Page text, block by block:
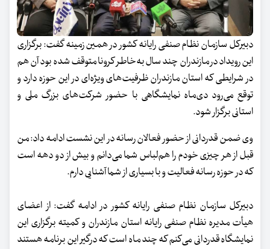
دبیرکل سازمان نظام صنفی رایانه کشور در همین زمینه گفت: برگزاری
این رویداد در مازندران چند سال به‌خاطر کرونا متوقف شده بود آن هم
در شرایطی که استان مازندران ظرفیت‌های ویژه‌ای در این حوزه دارد و
توقع می‌رود دی‌ماه نمایشگاهی با حضور شرکت‌های بزرگ ملی و
استانی برگزار شود.
وی ضمن قدردانی از حضور فعالان رسانه در این نشست ادامه داد: من
قبل از هر چیزی خودم را هم‌لباس شما می‌دانم و بیش از دو دهه است
که در حوزه رسانه فعالیت و با بسیاری از شما آشنایی دارم.
دبیرکل سازمان نظام صنفی رایانه کشور در ادامه گفت: از اعضای
هیأت مدیره نظام صنفی رایانه استان مازندران و کمیته برگزاری این
نمایشگاه قدردانی می‌کنم که چند ماه است که درگیر این برنامه هستند